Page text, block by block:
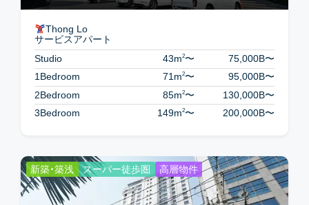
Thong Lo
サービスアパート
Studio
43m2〜 75,000B〜
1Bedroom
71m2〜 95,000B〜
2Bedroom
85m2〜 130,000B〜
3Bedroom
149m2〜 200,000B〜
新築・築浅 スーパー徒歩圏 高層物件